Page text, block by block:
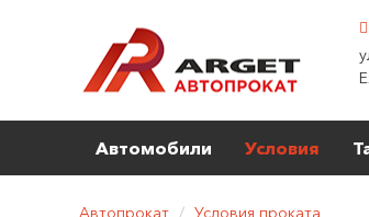
Автомобили Условия
Автопрокат / Условия проката